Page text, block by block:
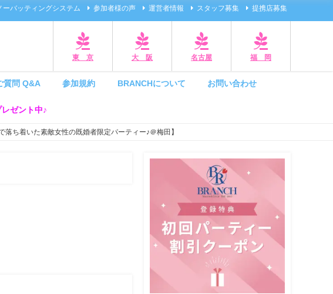
ーバッティングシステム 参加者様の声 運営者情報 スタッフ募集 提携店募集
東 京 大 阪 名古屋 福 岡
質問 Q&A 参加規約 BRANCHについて お問い合わせ
ゼント中♪
ち着いた素敵女性の既婚者限定パーティー♪＠梅田】